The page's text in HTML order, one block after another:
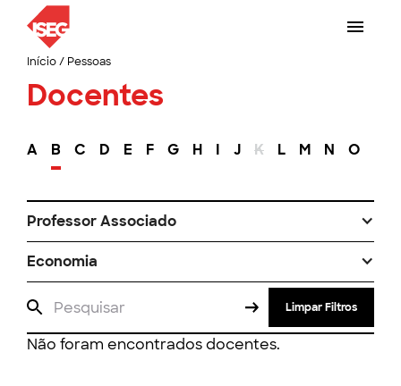
Início/ Pessoas
Docentes
A B C D E F G H I J K L M N O
Professor Associado
Economia
Limpar Filtros
Não foram encontrados docentes.